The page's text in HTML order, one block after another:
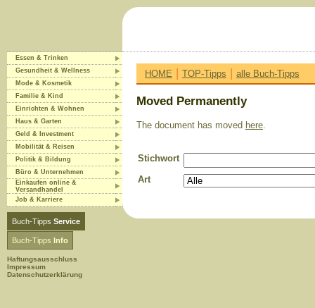
Essen & Trinken
Gesundheit & Wellness
Mode & Kosmetik
Familie & Kind
Einrichten & Wohnen
Haus & Garten
Geld & Investment
Mobilität & Reisen
Politik & Bildung
Büro & Unternehmen
Einkaufen online &
Versandhandel
Job & Karriere
Buch-Tipps Service
Buch-Tipps Info
Haftungsausschluss
Impressum
Datenschutzerklärung
HOME | TOP-Tipps | alle Buch-Tipps
Moved Permanently
The document has moved here.
Stichwort
Art